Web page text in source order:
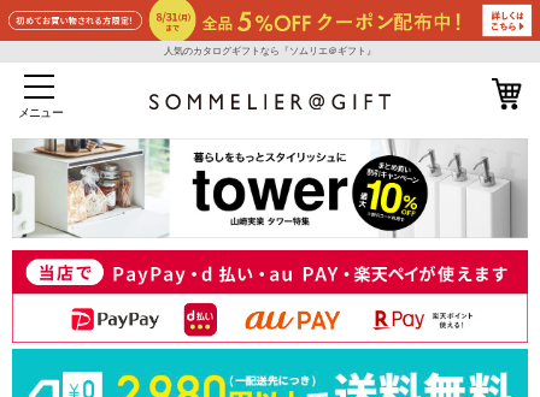
人気のカタログギフトなら『ソムリエ＠ギフト』
メニュー